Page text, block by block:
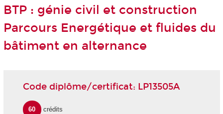
BTP : génie civil et construction
Parcours Energétique et fluides du
bâtiment en alternance
Code diplôme/certificat: LP13505A
60 crédits